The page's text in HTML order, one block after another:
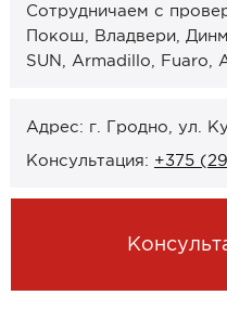
Карты рассрочек
Контакты и
Сотрудничество
Сотрудничаем с
Покош, Владвери,
SUN, Armadillo, Fuaro,
Адрес: г. Гродно, ул.
Консультация: +375